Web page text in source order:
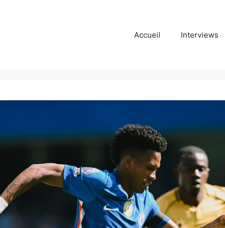
Accueil Interviews